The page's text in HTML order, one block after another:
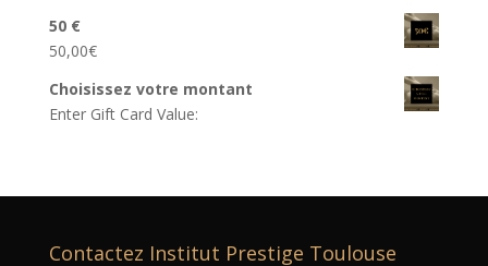
50 €
50,00€
Choisissez votre montant
Enter Gift Card Value:
Contactez Institut Prestige Toulouse